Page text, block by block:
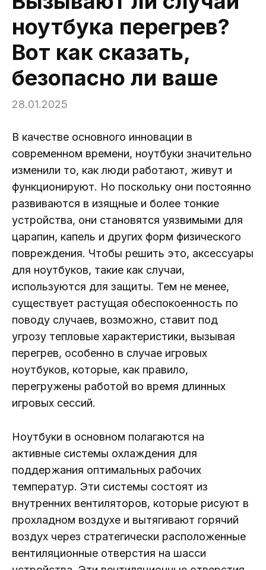
ноутбука перегрев?
Вот как сказать,
безопасно ли ваше
28.01.2025
В качестве основного инновации в
современном времени, ноутбуки значительно
изменили то, как люди работают, живут и
функционируют. Но поскольку они постоянно
развиваются в изящные и более тонкие
устройства, они становятся уязвимыми для
царапин, капель и других форм физического
повреждения. Чтобы решить это, аксессуары
для ноутбуков, такие как случаи,
используются для защиты. Тем не менее,
существует растущая обеспокоенность по
поводу случаев, возможно, ставит под
угрозу тепловые характеристики, вызывая
перегрев, особенно в случае игровых
ноутбуков, которые, как правило,
перегружены работой во время длинных
игровых сессий.
Ноутбуки в основном полагаются на
активные системы охлаждения для
поддержания оптимальных рабочих
температур. Эти системы состоят из
внутренних вентиляторов, которые рисуют в
прохладном воздухе и вытягивают горячий
воздух через стратегически расположенные
вентиляционные отверстия на шасси